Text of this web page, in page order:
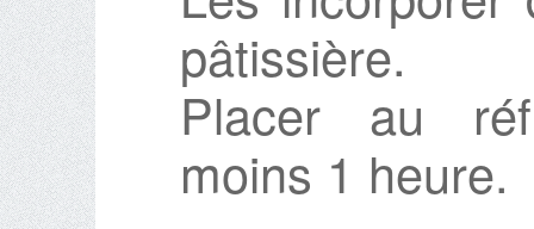
pâtissière.
Placer au
moins 1 heure.